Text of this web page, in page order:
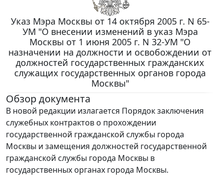
Указ Мэра Москвы от 14 октября 2005 г. N 65-
УМ "О внесении изменений в указ Мэра
Москвы от 1 июня 2005 г. N 32-УМ "О
назначении на должности и освобождении от
должностей государственных гражданских
служащих государственных органов города
Москвы"
Обзор документа
В новой редакции излагается Порядок заключения
служебных контрактов о прохождении
государственной гражданской службы города
Москвы и замещения должностей государственной
гражданской службы города Москвы в
государственных органах города Москвы.